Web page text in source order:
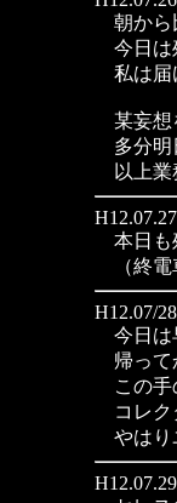
朝から
今日は
私は届
某妄想
多分明
以上業
H12.07.27
本日も
（終電
H12.07/28
今日は
帰って
この手
コレク
やはり
H12.07.29